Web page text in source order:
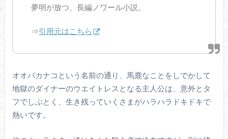
夢明が放つ、長編ノワール小説。
⇒引用元はこちら
オオバカナコという名前の通り、馬鹿なことをしでかして
地獄のダイナーのウエイトレスとなる主人公は、意外とタ
フでしぶとく、生き残っていくさまがハラハラドキドキで
熱いです。